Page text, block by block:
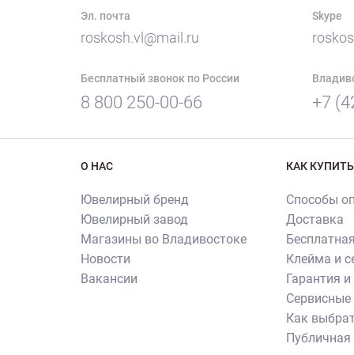
Эл. почта
roskosh.vl@mail.ru
Skype
Бесплатный звонок по России
8 800 250-00-66 +7
О НАС
Ювелирный бренд
Ювелирный завод
Магазины во Владивостоке
Новости
Вакансии
КАК КУПИТЬ
Способы
Доставка
Клейма и
Гарантия
Сервисные
Как
Публичная